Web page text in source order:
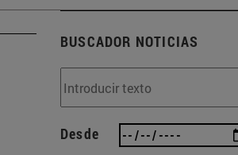
BUSCADOR NOTICIAS
Desde